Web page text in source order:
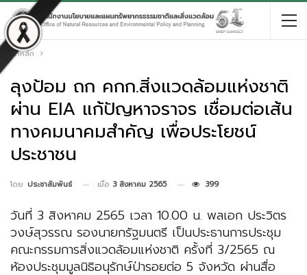
หน้าหลัก
ลุงป้อม ถก คกก.สิ่งแวดล้อมแห่งชาติ
ผ่าน EIA แก้ปัญหาจราจร เชื่อมต่อเส้น
ทางคมนาคมสำคัญ เพื่อประโยชน์
ประชาชน
โดย ประชาสัมพันธ์ เมื่อ 3 สิงหาคม 2565 399
วันที่ 3 สิงหาคม 2565 เวลา 10.00 น. พลเอก ประวิตร
วงษ์สุวรรณ รองนายกรัฐมนตรี เป็นประธานการประชุม
คณะกรรมการสิ่งแวดล้อมแห่งชาติ ครั้งที่ 3/2565 ณ
ห้องประชุมมูลนิธิอนุรักษ์ป่ารอยต่อ 5 จังหวัด ผ่านสื่อ